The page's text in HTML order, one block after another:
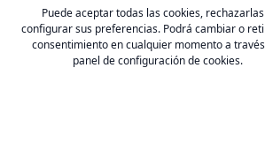
Puede aceptar todas las cookies,
configurar sus preferencias. Podrá cambiar o
consentimiento en cualquier momento a
panel de configuración de cookies.
representación institucional.
de Sostenibilidad y Medio Ambiente,
vicepresidente segundo de la